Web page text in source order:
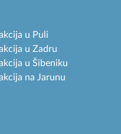
u Puli
u Zadru
u Šibeniku
na Jarunu